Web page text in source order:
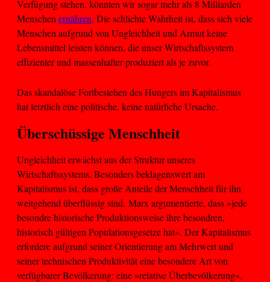
Verfügung stehen, könnten wir sogar mehr als 8 Milliarden
Menschen ernähren. Die schlichte Wahrheit ist, dass sich viele
Menschen aufgrund von Ungleichheit und Armut keine
Lebensmittel leisten können, die unser Wirtschaftssystem
effizienter und massenhafter produziert als je zuvor.
Das skandalöse Fortbestehen des Hungers im Kapitalismus
hat letztlich eine politische, keine natürliche Ursache.
Überschüssige Menschheit
Ungleichheit erwächst aus der Struktur unseres
Wirtschaftssystems. Besonders beklagenswert am
Kapitalismus ist, dass große Anteile der Menschheit für ihn
weitgehend überflüssig sind. Marx argumentierte, dass »jede
besondre historische Produktionsweise ihre besondren,
historisch gültigen Populationsgesetze hat«. Der Kapitalismus
erfordere aufgrund seiner Orientierung am Mehrwert und
seiner technischen Produktivität eine besondere Art von
verfügbarer Bevölkerung: eine »relative Überbevölkerung«,